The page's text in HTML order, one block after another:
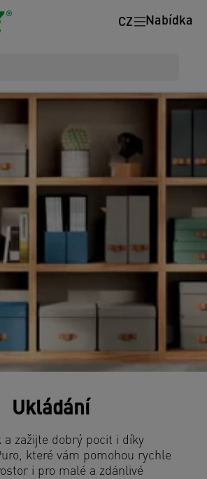
Nabídka
CZ
Ukládání
a zažijte dobrý pocit i díky
které vám pomohou rychle
i pro malé a zdánlivé